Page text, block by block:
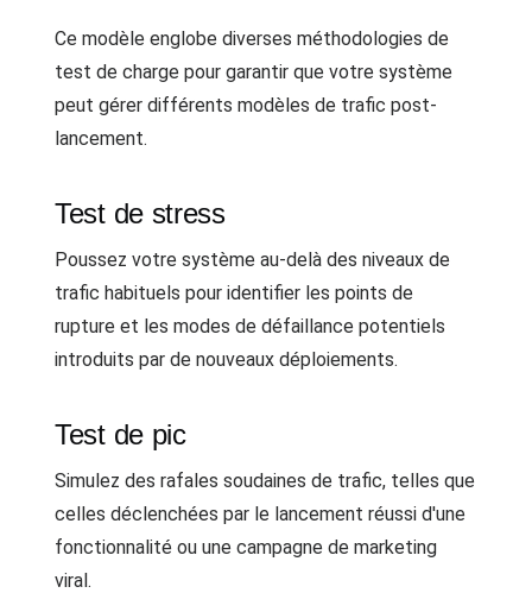
Ce modèle englobe diverses méthodologies de
test de charge pour garantir que votre système
peut gérer différents modèles de trafic post-
lancement.
Test de stress
Poussez votre système au-delà des niveaux de
trafic habituels pour identifier les points de
rupture et les modes de défaillance potentiels
introduits par de nouveaux déploiements.
Test de pic
Simulez des rafales soudaines de trafic, telles que
celles déclenchées par le lancement réussi d'une
fonctionnalité ou une campagne de marketing
viral.